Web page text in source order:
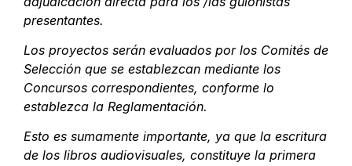
presentantes.
Los proyectos serán evaluados por los Comités de
Selección que se establezcan mediante los
Concursos correspondientes, conforme lo
establezca la Reglamentación.
Esto es sumamente importante, ya que la escritura
de los libros audiovisuales, constituye la primera